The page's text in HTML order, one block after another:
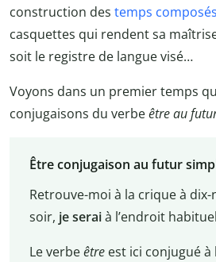
construction des temps composés
casquettes qui rendent sa
soit le registre de langue visé…
Voyons dans un premier temps
conjugaisons du verbeêtre au
Être conjugaison au futur
Retrouve-moi à la crique à
soir, je seraià l’endroit
Le verbeêtreest ici conjugué à